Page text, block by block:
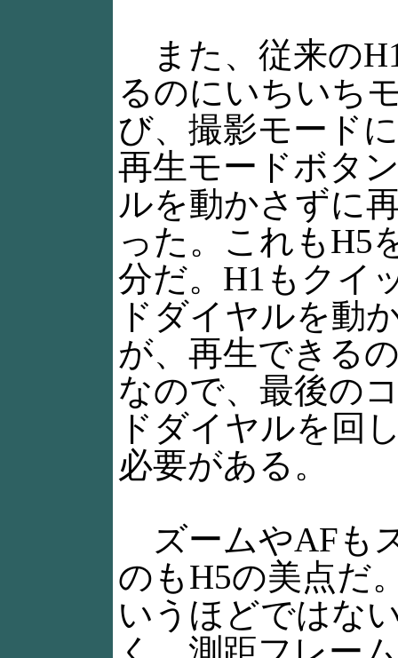
また、従来の
るのにいちいち
び、撮影モード
再生モードボタ
ルを動かさずに
った。これもH5
分だ。H1もクイ
ドダイヤルを動
が、再生できる
なので、最後の
ドダイヤルを回
必要がある。
ズームやAFも
のもH5の美点だ
いうほどではな